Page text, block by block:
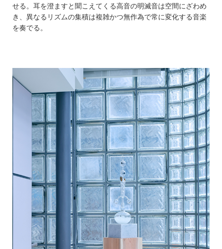
せる。耳を澄ますと聞こえてくる高音の明滅音は空間にざわめ
き、異なるリズムの集積は複雑かつ無作為で常に変化する音楽
を奏でる。